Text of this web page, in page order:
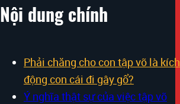
Nội dung chính
Phải chăng cho con tập võ là kích
động con cái đi gây gổ?
Ý nghĩa thật sự của việc tập võ